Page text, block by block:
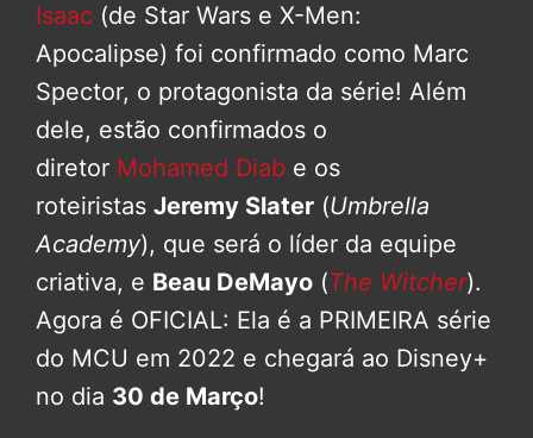
Isaac (de Star Wars e X-Men:
Apocalipse) foi confirmado como Marc
Spector, o protagonista da série! Além
dele, estão confirmados o
diretor Mohamed Diab e os
roteiristas Jeremy Slater (Umbrella
Academy), que será o líder da equipe
criativa, e Beau DeMayo (The Witcher).
Agora é OFICIAL: Ela é a PRIMEIRA série
do MCU em 2022 e chegará ao Disney+
no dia 30 de Março!